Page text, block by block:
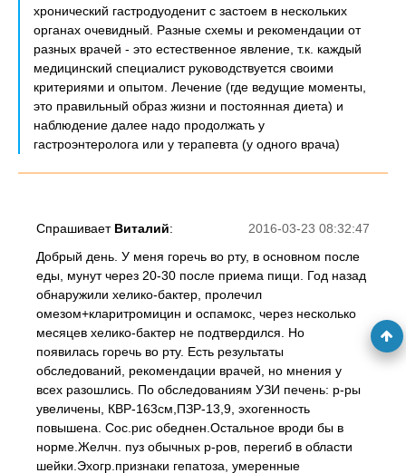
хронический гастродуоденит с застоем в нескольких
органах очевидный. Разные схемы и рекомендации от
разных врачей - это естественное явление, т.к. каждый
медицинский специалист руководствуется своими
критериями и опытом. Лечение (где ведущие моменты,
это правильный образ жизни и постоянная диета) и
наблюдение далее надо продолжать у
гастроэнтеролога или у терапевта (у одного врача)
2016-03-23 08:32:47
Спрашивает Виталий:
Добрый день. У меня горечь во рту, в основном после
еды, мунут через 20-30 после приема пищи. Год назад
обнаружили хелико-бактер, пролечил
омезом+кларитромицин и оспамокс, через несколько
месяцев хелико-бактер не подтвердился. Но
появилась горечь во рту. Есть результаты
обследований, рекомендации врачей, но мнения у
всех разошлись. По обследованиям УЗИ печень: р-ры
увеличены, КВР-163см,ПЗР-13,9, эхогенность
повышена. Сос.рис обеднен.Остальное вроди бы в
норме.Желчн. пуз обычных р-ров, перегиб в области
шейки.Эхогр.признаки гепатоза, умеренные